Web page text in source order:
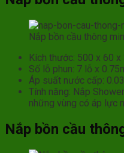
Nắp bồn cầu thông
Kích thước: 500 x 60 x
Số lỗ phun: 7 lỗ x
Áp suất nước cấp:
Tính năng: Nắp
những vùng có áp lực
Nắp bồn cầu